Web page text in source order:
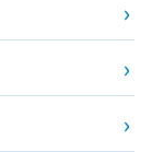
›
›
›